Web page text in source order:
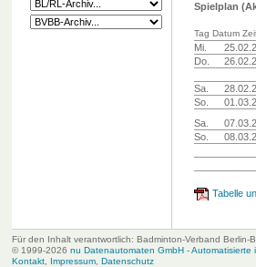
Spielplan
Tag Datum
Mi.
Do.
Sa.
So.
Sa.
So.
Tabelle
Für den Inhalt verantwortlich: Badminton-Verband Berlin-
© 1999-2026 nu Datenautomaten GmbH -
Kontakt, Impressum, Datenschutz